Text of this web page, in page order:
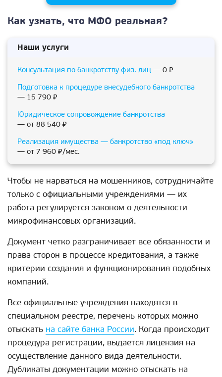
Как узнать, что МФО реальная?
Наши услуги
Консультация по банкротству физ. лиц — 0 ₽
Подготовка к процедуре внесудебного банкротства
— 15 790 ₽
Юридическое сопровождение банкротства
— от 88 540 ₽
Реализация имущества — банкротство «под ключ»
— от 7 960 ₽/мес.
Чтобы не нарваться на мошенников, сотрудничайте
только с официальными учреждениями — их
работа регулируется законом о деятельности
микрофинансовых организаций.
Документ четко разграничивает все обязанности и
права сторон в процессе кредитования, а также
критерии создания и функционирования подобных
компаний.
Все официальные учреждения находятся в
специальном реестре, перечень которых можно
отыскать на сайте банка России. Когда происходит
процедура регистрации, выдается лицензия на
осуществление данного вида деятельности.
Дубликаты документации можно отыскать на